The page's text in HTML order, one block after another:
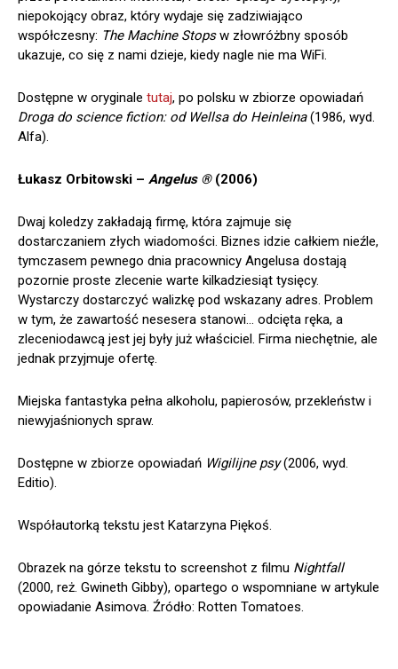
niepokojący obraz, który wydaje się zadziwiająco
współczesny: The Machine Stopsw złowróżbny sposób
ukazuje, co się z nami dzieje, kiedy nagle nie ma WiFi.
Dostępne w oryginale tutaj, po polsku w zbiorze opowiadań
Droga do science fiction: od Wellsa do Heinleina(1986, wyd.
Alfa).
Łukasz Orbitowski – Angelus ® (2006)
Dwaj koledzy zakładają firmę, która zajmuje się
dostarczaniem złych wiadomości. Biznes idzie całkiem nieźle,
tymczasem pewnego dnia pracownicy Angelusa dostają
pozornie proste zlecenie warte kilkadziesiąt tysięcy.
Wystarczy dostarczyć walizkę pod wskazany adres. Problem
w tym, że zawartość nesesera stanowi… odcięta ręka, a
zleceniodawcą jest jej były już właściciel. Firma niechętnie, ale
jednak przyjmuje ofertę.
Miejska fantastyka pełna alkoholu, papierosów, przekleństw i
niewyjaśnionych spraw.
Dostępne w zbiorze opowiadań Wigilijne psy(2006, wyd.
Editio).
Współautorką tekstu jest Katarzyna Piękoś.
Obrazek na górze tekstu to screenshot z filmu Nightfall
(2000, reż. Gwineth Gibby), opartego o wspomniane w artykule
opowiadanie Asimova. Źródło: Rotten Tomatoes.